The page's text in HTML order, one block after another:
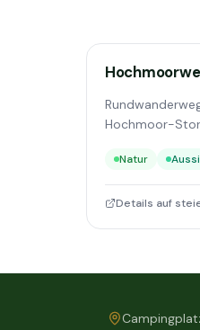
Hochmoor-
Natur
Details auf